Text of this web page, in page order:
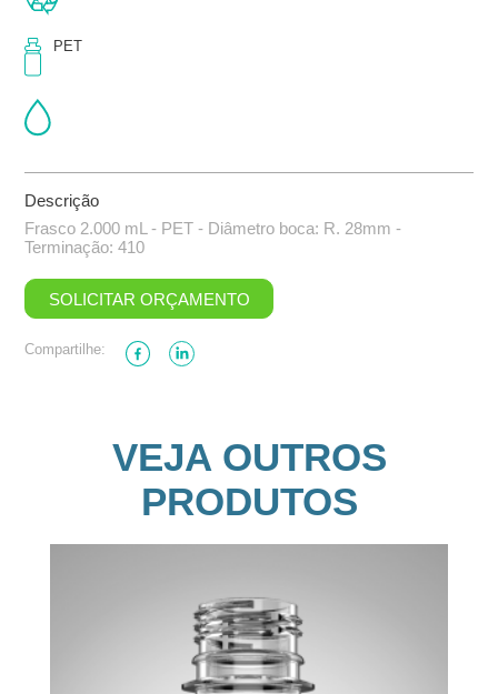
PET
Descrição
Frasco 2.000 mL - PET - Diâmetro boca: R. 28mm -
Terminação: 410
SOLICITAR ORÇAMENTO
Compartilhe:
VEJA OUTROS
PRODUTOS